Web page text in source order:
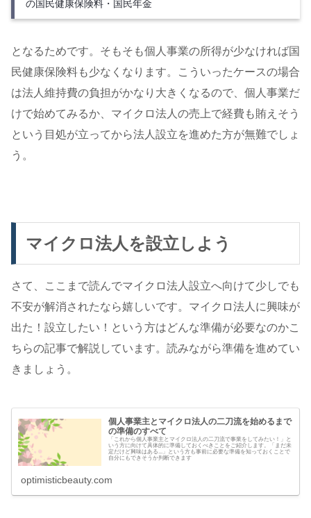
の国民健康保険料・国民年金
となるためです。そもそも個人事業の所得が少なければ国
民健康保険料も少なくなります。こういったケースの場合
は法人維持費の負担がかなり大きくなるので、個人事業だ
けで始めてみるか、マイクロ法人の売上で経費も賄えそう
という目処が立ってから法人設立を進めた方が無難でしょ
う。
マイクロ法人を設立しよう
さて、ここまで読んでマイクロ法人設立へ向けて少しでも
不安が解消されたなら嬉しいです。マイクロ法人に興味が
出た！設立したい！という方はどんな準備が必要なのかこ
ちらの記事で解説しています。読みながら準備を進めてい
きましょう。
個人事業主とマイクロ法人の二刀流を始めるまで
の準備のすべて
「これから個人事業主とマイクロ法人の二刀流で事業をしてみたい！」と
いう方に向けて具体的に準備しておくべきことをご紹介します。「まだ未
定だけど興味はある...」という方も事前に必要な準備を知っておくことで
自分にもできそうか判断できます
optimisticbeauty.com